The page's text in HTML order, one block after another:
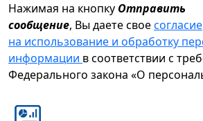
Нажимая на кнопку Отправить
сообщение, Вы даете своесогласие
на использование и обработку
информации в соответствии с
Федерального закона «О